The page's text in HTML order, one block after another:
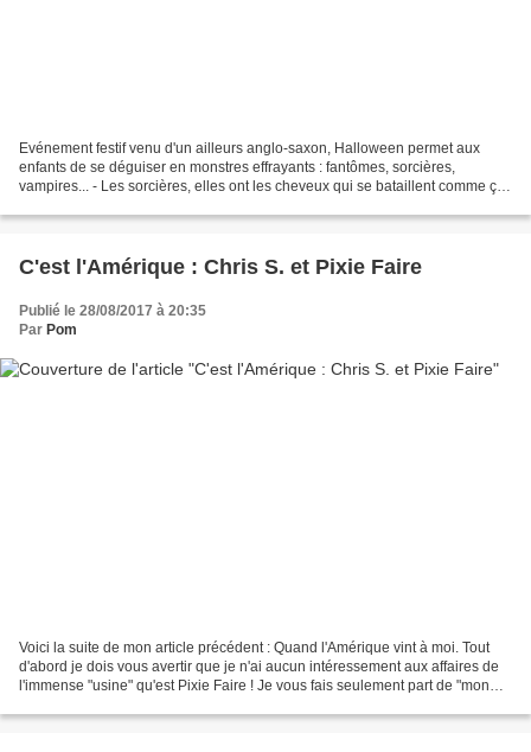
Evénement festif venu d'un ailleurs anglo-saxon, Halloween permet aux
enfants de se déguiser en monstres effrayants : fantômes, sorcières,
vampires... - Les sorcières, elles ont les cheveux qui se bataillent comme ça !
C'est l'Amérique : Chris S. et Pixie Faire
Publié le 28/08/2017 à 20:35
Par Pom
Voici la suite de mon article précédent : Quand l'Amérique vint à moi. Tout
d'abord je dois vous avertir que je n'ai aucun intéressement aux affaires de
l'immense "usine" qu'est Pixie Faire ! Je vous fais seulement part de "mon